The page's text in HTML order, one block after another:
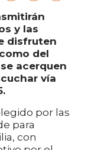
y las
disfruten
del
acerquen
vía
por las
para
con